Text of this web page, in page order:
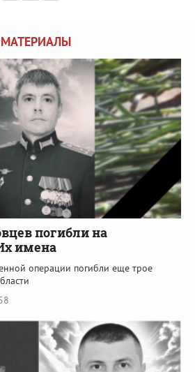
погибли на
имена
операции погибли еще трое